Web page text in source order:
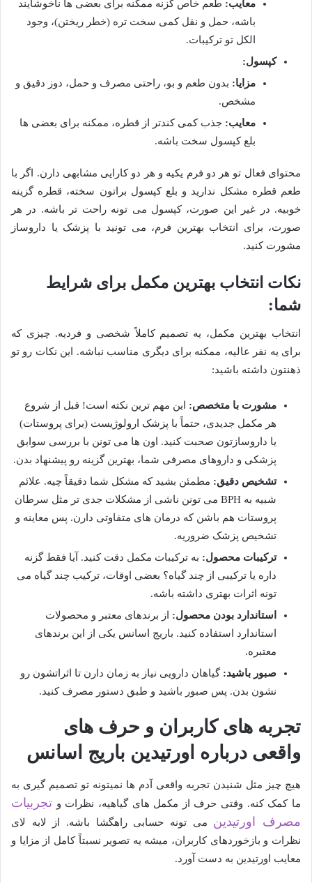
معایب: طعم خاص گزنه ممکنه برای بعضی ها ناخوشایند
باشه، حمل و نقل کمی سخت تره (خطر ریختن)، وجود
الکل تو ترکیبات.
کپسول:
مزایا: بدون طعم و بو، راحتی مصرف و حمل، دوز دقیق و
مشخص.
معایب: جذب کمی کندتر از قطره، ممکنه برای بعضی ها
بلع کپسول سخت باشه.
محتوای فعال تو هر دو فرم یکیه و هر دو کارایی مشابهی دارن. اگر با
طعم قطره مشکل ندارید و بلع کپسول براتون سخته، قطره گزینه
خوبیه. در غیر این صورت، کپسول می تونه راحت تر باشه. در هر
صورت، برای انتخاب بهترین فرم، می تونید با پزشک یا داروساز
مشورت کنید.
نکات انتخاب بهترین مکمل برای شرایط
شما:
انتخاب بهترین مکمل، یه تصمیم کاملاً شخصی و فردیه. چیزی که
برای یه نفر عالیه، ممکنه برای دیگری مناسب نباشه. این نکات رو تو
ذهنتون داشته باشید:
مشورت با متخصص: این مهم ترین نکته است! قبل از شروع
هر مکمل جدیدی، حتماً با پزشک ارولوژیست (برای پروستات)
یا داروسازتون صحبت کنید. اون ها می تونن با بررسی سوابق
پزشکی و داروهای مصرفی شما، بهترین گزینه رو پیشنهاد بدن.
تشخیص دقیق: مطمئن بشید که مشکل شما دقیقاً چیه. علائم
شبیه به BPH می تونن ناشی از مشکلات جدی تر مثل سرطان
پروستات هم باشن که درمان های متفاوتی دارن. پس معاینه و
تشخیص پزشک ضروریه.
ترکیبات محصول: به ترکیبات مکمل دقت کنید. آیا فقط گزنه
داره یا ترکیبی از چند گیاه؟ بعضی اوقات، ترکیب چند گیاه می
تونه اثرات بهتری داشته باشه.
استاندارد بودن محصول: از برندهای معتبر و محصولات
استاندارد استفاده کنید. باریج اسانس یکی از این برندهای
معتبره.
صبور باشید: گیاهان دارویی نیاز به زمان دارن تا اثراتشون رو
نشون بدن. پس صبور باشید و طبق دستور مصرف کنید.
تجربه های کاربران و حرف های
واقعی درباره اورتیدین باریج اسانس
هیچ چیز مثل شنیدن تجربه واقعی آدم ها نمیتونه تو تصمیم گیری به
ما کمک کنه. وقتی حرف از مکمل های گیاهیه، نظرات و تجربیات
مصرف اورتیدین می تونه حسابی راهگشا باشه. از لابه لای
نظرات و بازخوردهای کاربران، میشه یه تصویر نسبتاً کامل از مزایا و
معایب اورتیدین به دست آورد.